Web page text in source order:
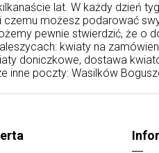
lat. W każdy dzień
możesz podarować
pewnie stwierdzić, że o
kwiaty na
doniczkowe, dostawa
inne poczty: Wasilków